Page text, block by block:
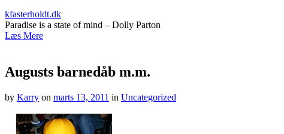
kfasterholdt.dk
Paradise is a state of mind – Dolly Parton
Læs Mere
Augusts barnedåb m.m.
by Karry on marts 13, 2011 in Uncategorized